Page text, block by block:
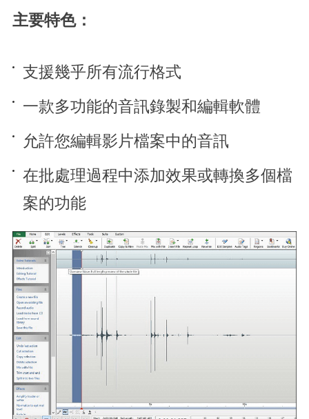
主要特色：
支援幾乎所有流行格式
一款多功能的音訊錄製和編輯軟體
允許您編輯影片檔案中的音訊
在批處理過程中添加效果或轉換多個檔
案的功能